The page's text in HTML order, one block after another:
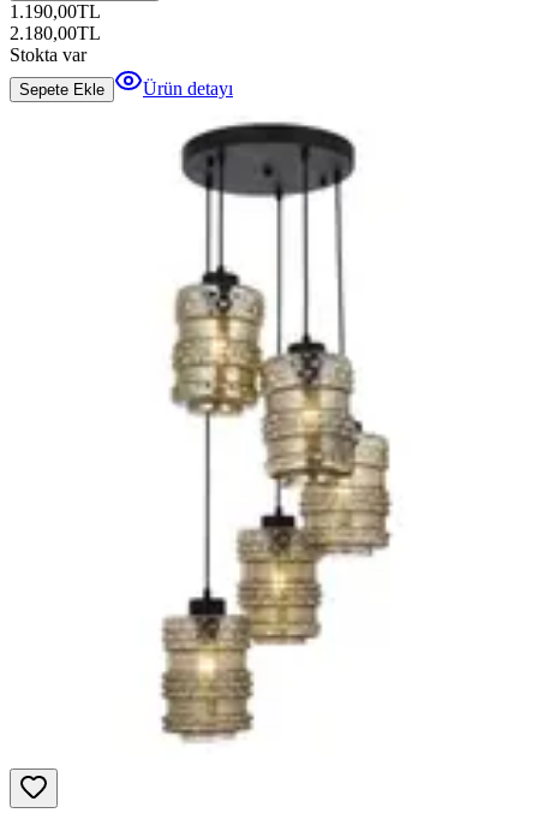
1.190,00TL
2.180,00TL
Stokta var
Sepete Ekle Ürün detayı